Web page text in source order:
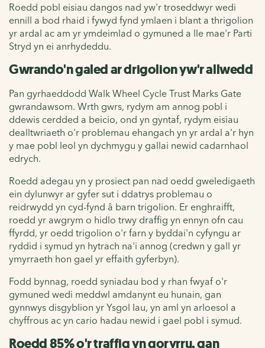
Roedd pobl eisiau dangos nad yw'r troseddwyr wedi
ennill a bod rhaid i fywyd fynd ymlaen i blant a thrigolion
yr ardal ac am yr ymdeimlad o gymuned a lle mae'r Parti
Stryd yn ei anrhydeddu.
Gwrando'n galed ar drigolion yw'r allwedd
Pan gyrhaeddodd Walk Wheel Cycle Trust Marks Gate
gwrandawsom. Wrth gwrs, rydym am annog pobl i
ddewis cerdded a beicio, ond yn gyntaf, rydym eisiau
dealltwriaeth o'r problemau ehangach yn yr ardal a'r hyn
y mae pobl leol yn dychmygu y gallai newid cadarnhaol
edrych.
Roedd adegau yn y prosiect pan nad oedd gweledigaeth
ein dylunwyr ar gyfer sut i ddatrys problemau o
reidrwydd yn cyd-fynd â barn trigolion. Er enghraifft,
roedd yr awgrym o hidlo trwy draffig yn ennyn ofn cau
ffyrdd, yr oedd trigolion o'r farn y byddai'n cyfyngu ar
ryddid i symud yn hytrach na'i annog (credwn y gall yr
ymyrraeth hon gael yr effaith gyferbyn).
Fodd bynnag, roedd syniadau bod y rhan fwyaf o'r
gymuned wedi meddwl amdanynt eu hunain, gan
gynnwys disgyblion yr Ysgol Iau, yn aml yn arloesol a
chyffrous ac yn cario hadau newid i gael pobl i symud.
Roedd 85% o'r traffig yn goryrru, gan